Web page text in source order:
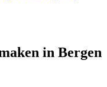
in Bergen